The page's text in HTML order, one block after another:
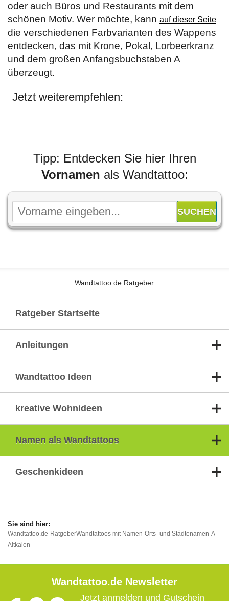
oder auch Büros und Restaurants mit dem
schönen Motiv. Wer möchte, kann auf dieser Seite
die verschiedenen Farbvarianten des Wappens
entdecken, das mit Krone, Pokal, Lorbeerkranz
und dem großen Anfangsbuchstaben A
überzeugt.
Jetzt weiterempfehlen:
Tipp: Entdecken Sie hier Ihren
Vornamen als Wandtattoo:
Wandtattoo.de Ratgeber
Ratgeber Startseite
Anleitungen
Wandtattoo Ideen
kreative Wohnideen
Namen als Wandtattoos
Geschenkideen
Wandtattoo.de RatgeberWandtattoos mit Namen Orts- und Städtenamen A
Altkalen
Wandtattoo.de Newsletter
Jetzt anmelden und Gutschein